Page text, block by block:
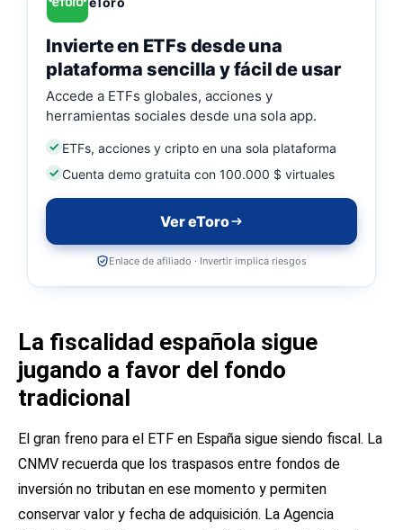
Invierte en ETFs desde una
plataforma sencilla y fácil de usar
Accede a ETFs globales, acciones y
herramientas sociales desde una sola app.
ETFs, acciones y cripto en una sola plataforma
Cuenta demo gratuita con 100.000 $ virtuales
Ver eToro
Enlace de afiliado · Invertir implica riesgos
La fiscalidad española sigue
jugando a favor del fondo
tradicional
El gran freno para el ETF en España sigue siendo fiscal. La
CNMV recuerda que los traspasos entre fondos de
inversión no tributan en ese momento y permiten
conservar valor y fecha de adquisición. La Agencia